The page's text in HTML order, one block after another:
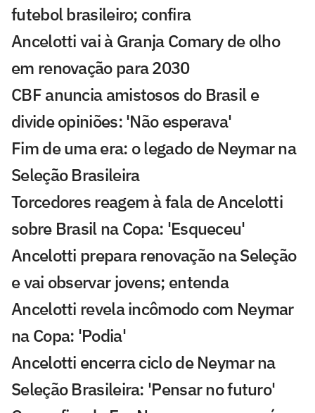
futebol brasileiro; confira
Ancelotti vai à Granja Comary de olho
em renovação para 2030
CBF anuncia amistosos do Brasil e
divide opiniões: 'Não esperava'
Fim de uma era: o legado de Neymar na
Seleção Brasileira
Torcedores reagem à fala de Ancelotti
sobre Brasil na Copa: 'Esqueceu'
Ancelotti prepara renovação na Seleção
e vai observar jovens; entenda
Ancelotti revela incômodo com Neymar
na Copa: 'Podia'
Ancelotti encerra ciclo de Neymar na
Seleção Brasileira: 'Pensar no futuro'